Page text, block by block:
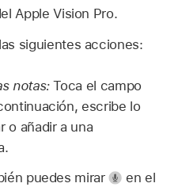
Apple Vision Pro.
siguientes acciones:
notas:Toca el campo
escribe lo
o añadir a una
puedes mirar
en el